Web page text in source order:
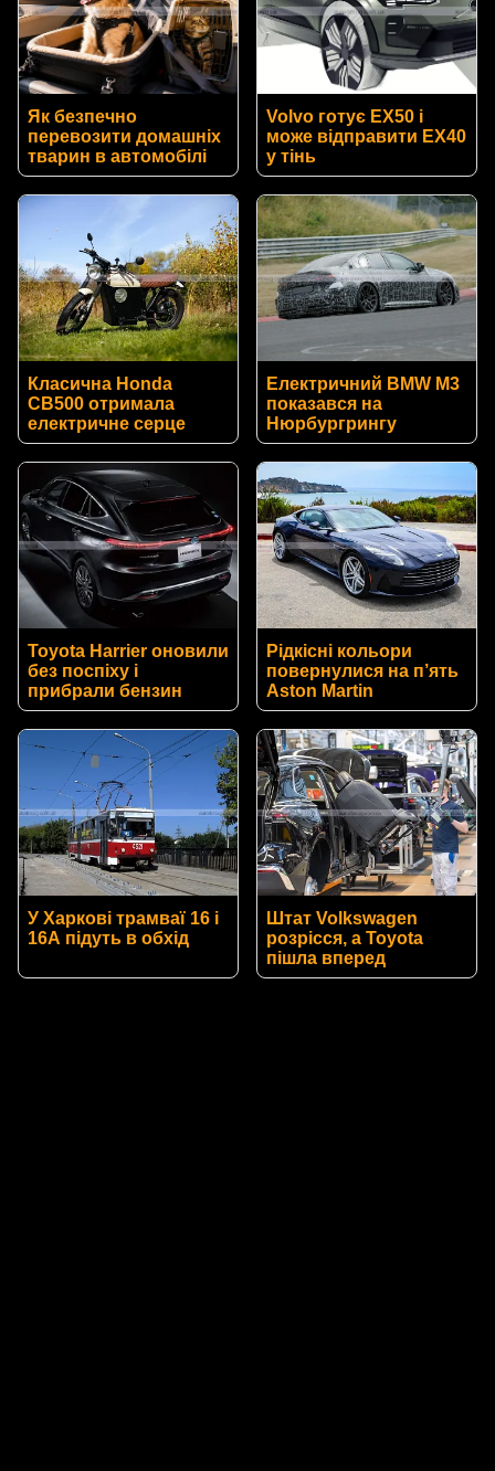
Як безпечно
перевозити домашніх
тварин в автомобілі
Volvo готує EX50 і
може відправити EX40
у тінь
Класична Honda
CB500 отримала
електричне серце
Електричний BMW M3
показався на
Нюрбургрингу
Toyota Harrier оновили
без поспіху і
прибрали бензин
Рідкісні кольори
повернулися на п’ять
Aston Martin
У Харкові трамваї 16 і
16А підуть в обхід
Штат Volkswagen
розрісся, а Toyota
пішла вперед